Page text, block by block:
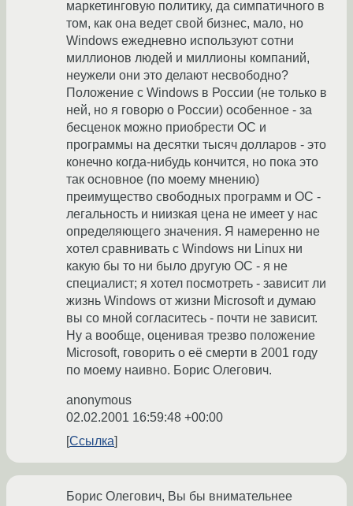
маркетинговую политику, да симпатичного в
том, как она ведет свой бизнес, мало, но
Windows ежедневно используют сотни
миллионов людей и миллионы компаний,
неужели они это делают несвободно?
Положение с Windows в России (не только в
ней, но я говорю о России) особенное - за
бесценок можно приобрести ОС и
программы на десятки тысяч долларов - это
конечно когда-нибудь кончится, но пока это
так основное (по моему мнению)
преимущество свободных программ и ОС -
легальность и ниизкая цена не имеет у нас
определяющего значения. Я намеренно не
хотел сравнивать с Windows ни Linux ни
какую бы то ни было другую ОС - я не
специалист; я хотел посмотреть - зависит ли
жизнь Windows от жизни Microsoft и думаю
вы со мной согласитесь - почти не зависит.
Ну а вообще, оценивая трезво положение
Microsoft, говорить о её смерти в 2001 году
по моему наивно. Борис Олегович.
anonymous
02.02.2001 16:59:48 +00:00
Ссылка
Борис Олегович, Вы бы внимательнее